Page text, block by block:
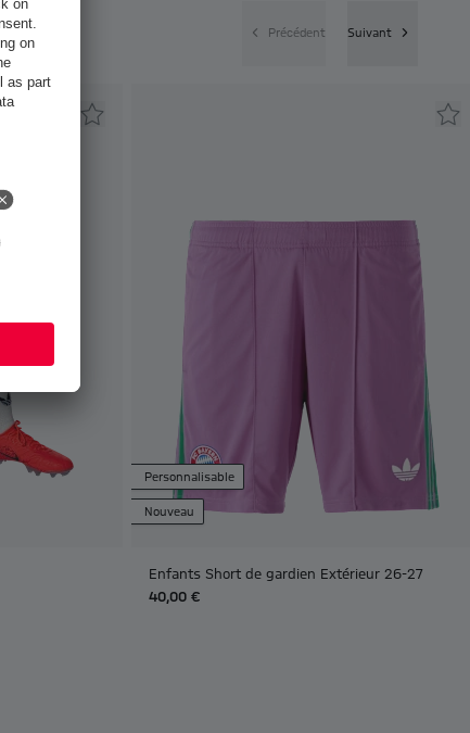
Précédent Suivant
Personnalisable
Nouveau
Enfants Short de gardien Extérieur 26-27
40,00 €